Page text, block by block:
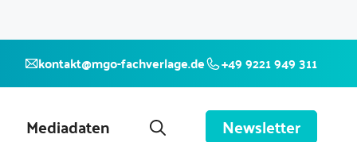
kontakt@mgo-fachverlage.de +49 9221 949 311
Mediadaten Newsletter